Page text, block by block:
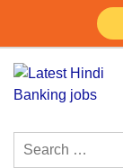
content
Search